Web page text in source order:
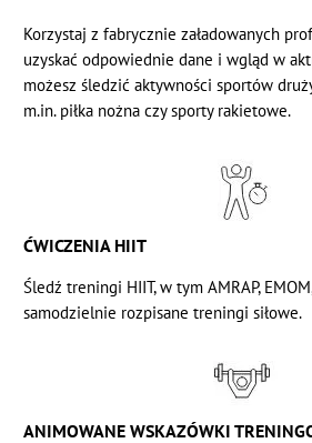
Korzystaj z fabrycznie załadowanych
uzyskać odpowiednie dane i wgląd w
możesz śledzić aktywności sportów
m.in. piłka nożna czy sporty rakietowe.
ĆWICZENIA HIIT
Śledź treningi HIIT, w tym AMRAP,
samodzielnie rozpisane treningi siłowe.
ANIMOWANE WSKAZÓWKI